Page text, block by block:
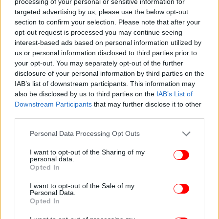
targeted advertising by us, please use the below opt-out
section to confirm your selection. Please note that after your
opt-out request is processed you may continue seeing
interest-based ads based on personal information utilized by
us or personal information disclosed to third parties prior to
your opt-out. You may separately opt-out of the further
disclosure of your personal information by third parties on the
IAB’s list of downstream participants. This information may
also be disclosed by us to third parties on the IAB’s List of
Downstream Participants that may further disclose it to other
Please note that this website/app uses one or more Google
not limited to your visit or usage behaviour. You may click to
grant or deny consent to Google and its third-party tags to
use your data for below specified purposes in below Google
consent section.
Personal Data Processing Opt Outs
I want to opt-out of the Sharing of my
personal data.
Opted In
I want to opt-out of the Sale of my
Personal Data.
Opted In
διαμόρφωση.